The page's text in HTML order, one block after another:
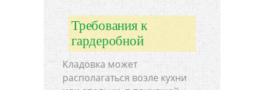
Требования к
гардеробной
Кладовка может
располагаться возле кухни